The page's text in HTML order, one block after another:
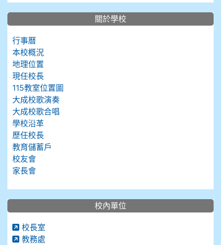
關於學校
行事曆
本校概況
地理位置
現任校長
115教室位置圖
大成校歌演奏
大成校歌合唱
學校沿革
歷任校長
教育儲蓄戶
校友會
家長會
校內單位
校長室
教務處